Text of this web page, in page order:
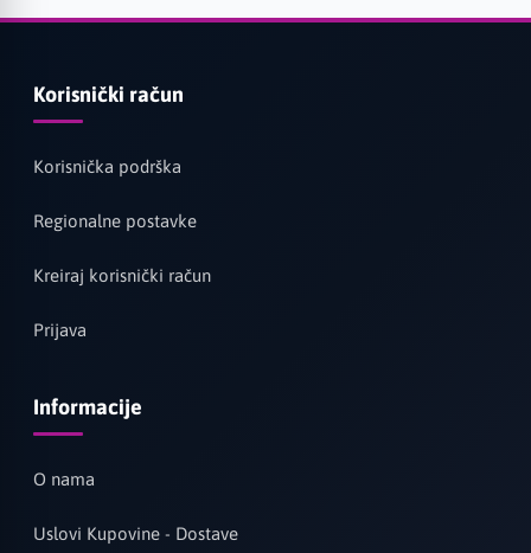
Korisnički račun
Korisnička podrška
Regionalne postavke
Kreiraj korisnički račun
Prijava
Informacije
O nama
Uslovi Kupovine - Dostave